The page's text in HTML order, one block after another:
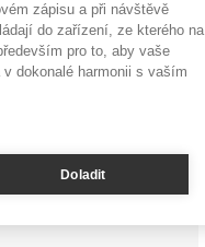
zápisu a při návštěvě
do zařízení, ze kterého na
pro to, aby vaše
dokonalé harmonii s vaším
Doladit